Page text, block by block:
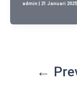
admin 21 Januari 2025
←